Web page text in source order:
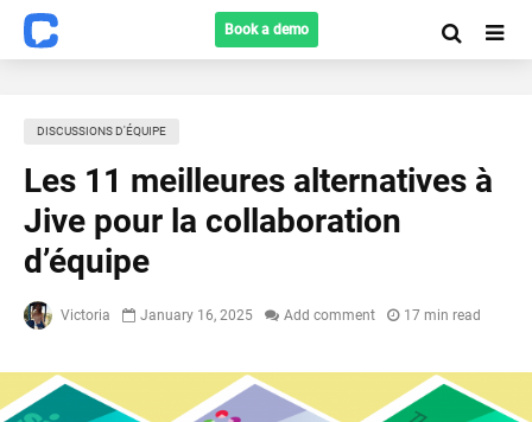
Book a demo
DISCUSSIONS D'ÉQUIPE
Les 11 meilleures alternatives à
Jive pour la collaboration
d’équipe
Victoria January 16, 2025 Add comment 17 min read